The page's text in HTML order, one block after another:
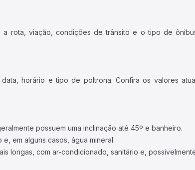
rota, viação, condições de trânsito e o tipo de
horário e tipo de poltrona. Confira os valores
possuem uma inclinação até 45º e banheiro.
em alguns casos, água mineral.
longas, com ar-condicionado, sanitário e,